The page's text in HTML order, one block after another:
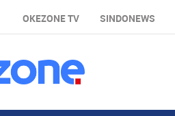
OKEZONE TV SINDONEWS